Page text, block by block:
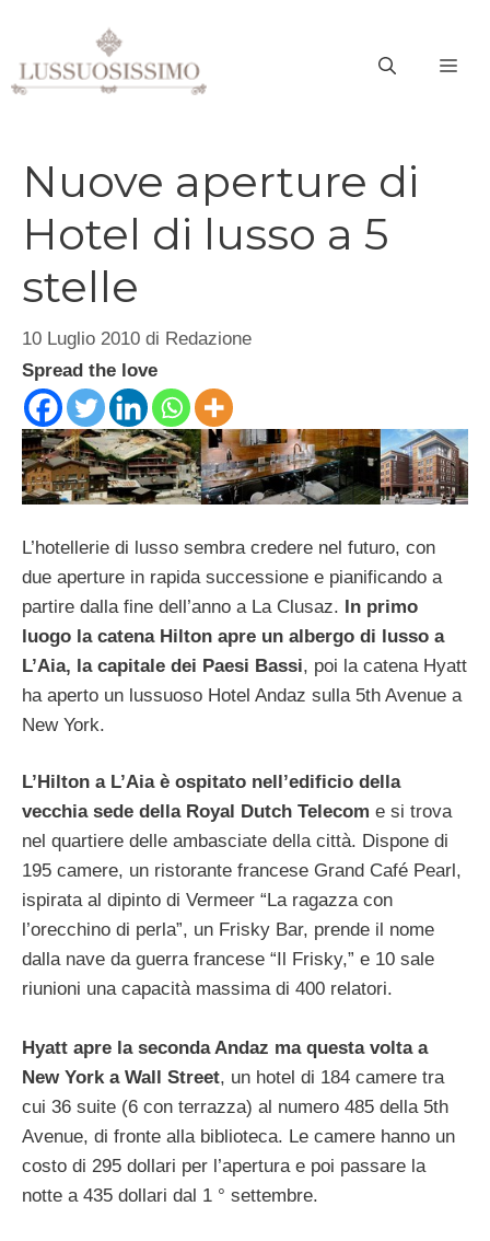
contenuto
Nuove aperture di
Hotel di lusso a 5
stelle
10 Luglio 2010 di Redazione
Spread the love
L’hotellerie di lusso sembra credere nel futuro, con
due aperture in rapida successione e pianificando a
partire dalla fine dell’anno a La Clusaz. In primo
luogo la catena Hilton apre un albergo di lusso a
L’Aia, la capitale dei Paesi Bassi, poi la catena Hyatt
ha aperto un lussuoso Hotel Andaz sulla 5th Avenue a
New York.
L’Hilton a L’Aia è ospitato nell’edificio della
vecchia sede della Royal Dutch Telecom e si trova
nel quartiere delle ambasciate della città. Dispone di
195 camere, un ristorante francese Grand Café Pearl,
ispirata al dipinto di Vermeer “La ragazza con
l’orecchino di perla”, un Frisky Bar, prende il nome
dalla nave da guerra francese “Il Frisky,” e 10 sale
riunioni una capacità massima di 400 relatori.
Hyatt apre la seconda Andaz ma questa volta a
New York a Wall Street, un hotel di 184 camere tra
cui 36 suite (6 con terrazza) al numero 485 della 5th
Avenue, di fronte alla biblioteca. Le camere hanno un
costo di 295 dollari per l’apertura e poi passare la
notte a 435 dollari dal 1 ° settembre.